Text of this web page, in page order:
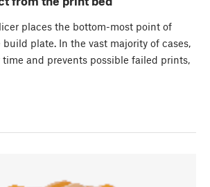
places the bottom-most point of
plate. In the vast majority of cases,
and prevents possible failed prints,